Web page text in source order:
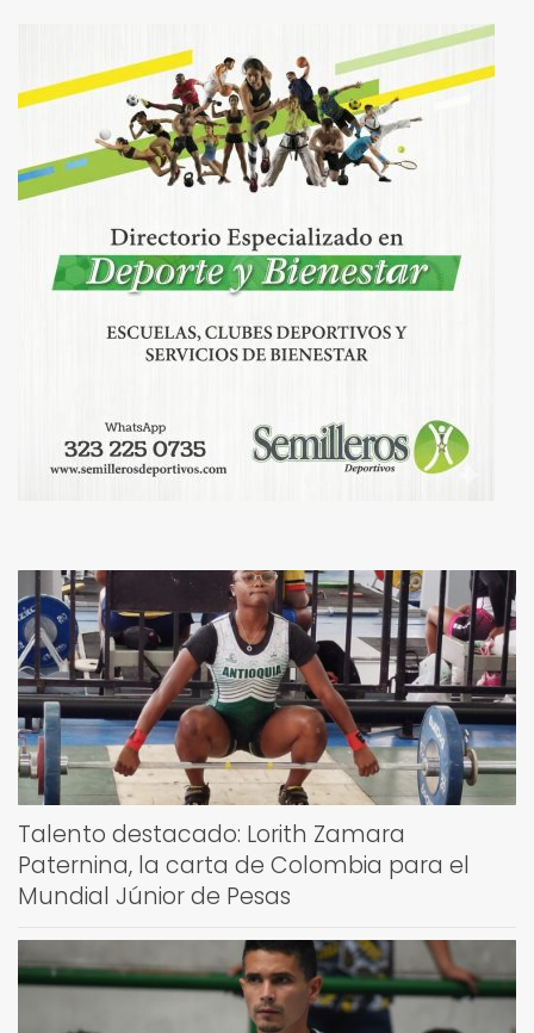
Talento destacado: Lorith Zamara
Paternina, la carta de Colombia para el
Mundial Júnior de Pesas